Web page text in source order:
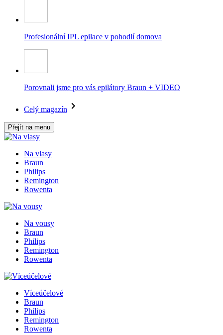
Profesionální IPL epilace v pohodlí domova
Porovnali jsme pro vás epilátory Braun + VIDEO
Celý magazín
Přejít na menu
Na vlasy
Braun
Philips
Remington
Rowenta
Na vousy
Braun
Philips
Remington
Rowenta
Víceúčelové
Braun
Philips
Remington
Rowenta